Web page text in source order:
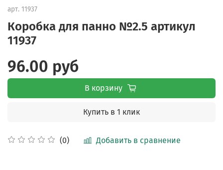
арт. 11937
Коробка для панно №2.5 артикул
11937
(0) Добавить в сравнение
96.00 руб
В корзину
Купить в 1 клик